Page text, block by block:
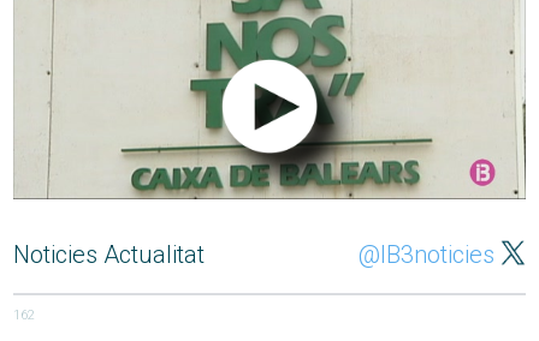
Noticies Actualitat @IB3noticies
162